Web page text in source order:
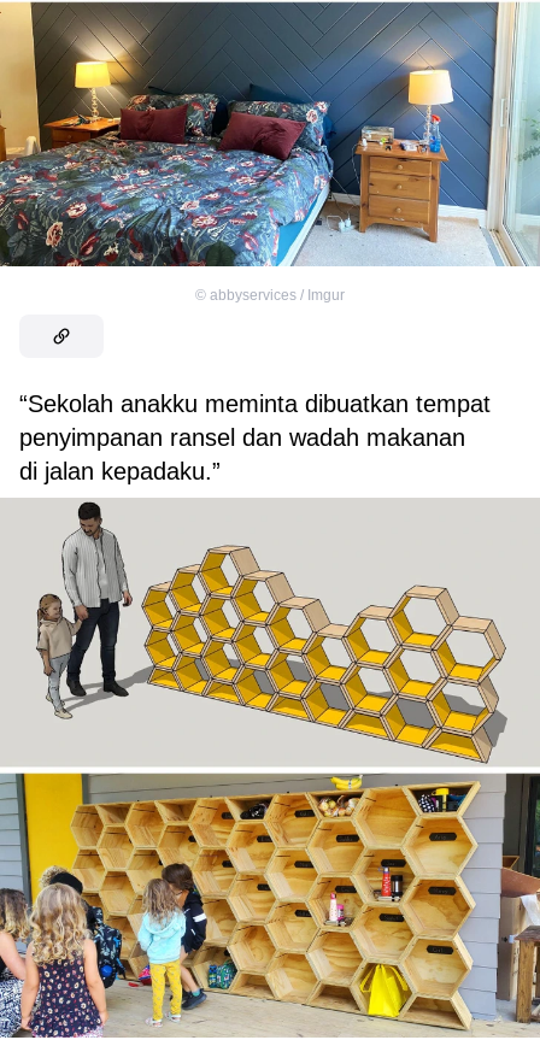
© abbyservices / Imgur
“Sekolah anakku meminta dibuatkan tempat
penyimpanan ransel dan wadah makanan
di jalan kepadaku.”